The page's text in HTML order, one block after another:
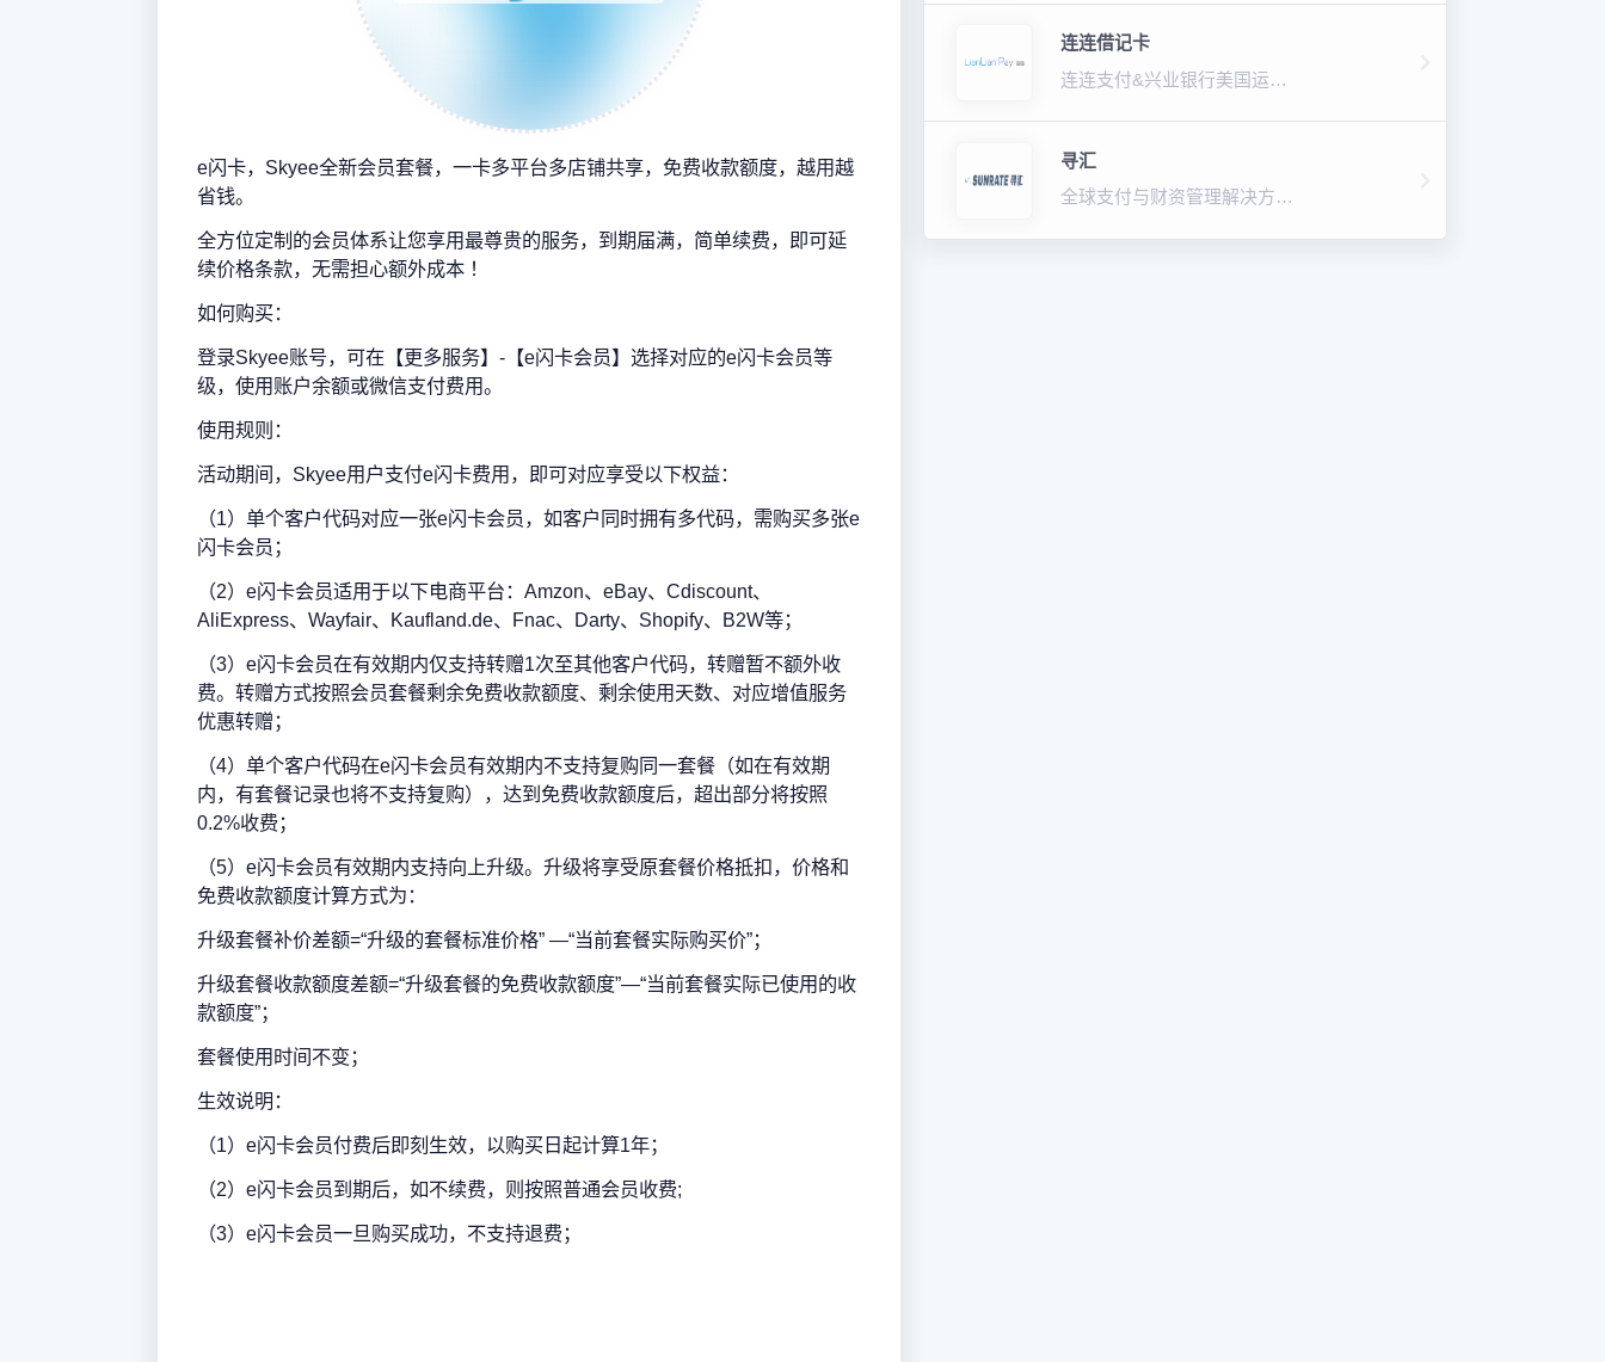
e闪卡，Skyee全新会员套餐，一卡多平台多店铺共享，免费收款额度，越用越
省钱。
全方位定制的会员体系让您享用最尊贵的服务，到期届满，简单续费，即可延
续价格条款，无需担心额外成本 ！
如何购买：
登录Skyee账号，可在【更多服务】-【e闪卡会员】选择对应的e闪卡会员等
级，使用账户余额或微信支付费用。
使用规则：
活动期间，Skyee用户支付e闪卡费用，即可对应享受以下权益：
（1）单个客户代码对应一张e闪卡会员，如客户同时拥有多代码，需购买多张e
闪卡会员；
（2）e闪卡会员适用于以下电商平台：Amzon、eBay、Cdiscount、
AliExpress、Wayfair、Kaufland.de、Fnac、Darty、Shopify、B2W等；
（3）e闪卡会员在有效期内仅支持转赠1次至其他客户代码，转赠暂不额外收
费。转赠方式按照会员套餐剩余免费收款额度、剩余使用天数、对应增值服务
优惠转赠；
（4）单个客户代码在e闪卡会员有效期内不支持复购同一套餐（如在有效期
内，有套餐记录也将不支持复购），达到免费收款额度后，超出部分将按照
0.2%收费；
（5）e闪卡会员有效期内支持向上升级。升级将享受原套餐价格抵扣，价格和
免费收款额度计算方式为：
升级套餐补价差额=“升级的套餐标准价格” —“当前套餐实际购买价”；
升级套餐收款额度差额=“升级套餐的免费收款额度”—“当前套餐实际已使用的收
款额度”；
套餐使用时间不变；
生效说明：
（1）e闪卡会员付费后即刻生效，以购买日起计算1年；
（2）e闪卡会员到期后，如不续费，则按照普通会员收费;
（3）e闪卡会员一旦购买成功，不支持退费；
连连借记卡
连连支付&兴业银行美国运通全球付款！
寻汇
全球支付与财资管理解决方案！